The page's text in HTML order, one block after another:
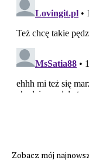
Zobacz mój